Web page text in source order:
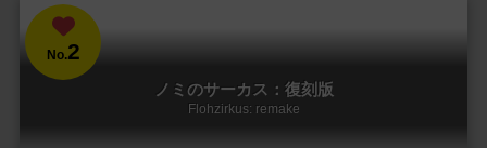
No.2
ノミのサーカス：復刻版
Flohzirkus: remake